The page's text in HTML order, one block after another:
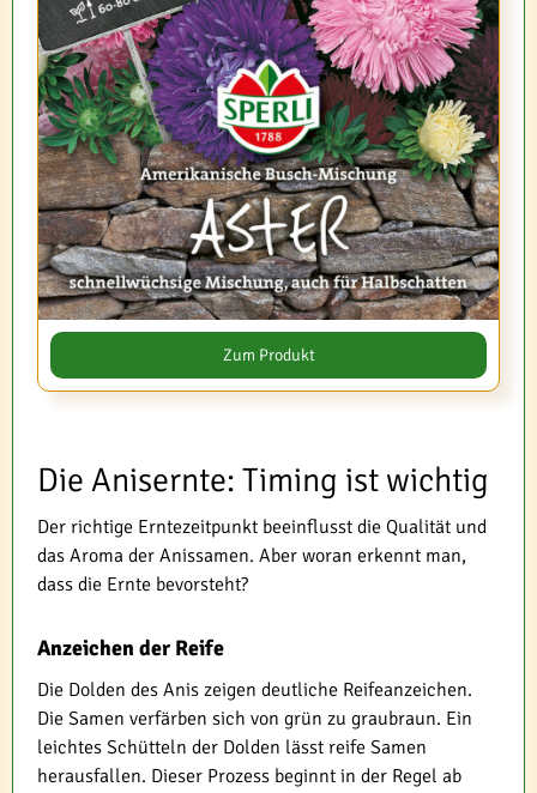
Zum Produkt
Die Anisernte: Timing ist wichtig
Der richtige Erntezeitpunkt beeinflusst die Qualität und
das Aroma der Anissamen. Aber woran erkennt man,
dass die Ernte bevorsteht?
Anzeichen der Reife
Die Dolden des Anis zeigen deutliche Reifeanzeichen.
Die Samen verfärben sich von grün zu graubraun. Ein
leichtes Schütteln der Dolden lässt reife Samen
herausfallen. Dieser Prozess beginnt in der Regel ab